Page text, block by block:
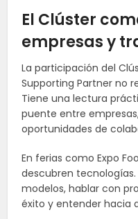
El Clúster
empresas y
La participación del
Supporting Partner no
Tiene una lectura
puente entre
oportunidades de
En ferias como Expo
descubren
modelos, hablar con
éxito y entender hacia